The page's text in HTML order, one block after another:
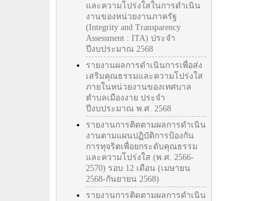
และความโปร่งใสในการดำเนิน
งานของหน่วยงานภาครัฐ
(Integrity and Transparency
Assessment : ITA) ประจำ
ปีงบประมาณ 2568
รายงานผลการดำเนินการเพื่อส่ง
เสริมคุณธรรมและความโปร่งใส
ภายในหน่วยงานของเทศบาล
ตำบลเมืองงาย ประจำ
ปีงบประมาณ พ.ศ. 2568
รายงานการติดตามผลการดำเนิน
งานตามแผนปฏิบัติการป้องกัน
การทุจริตเพื่อยกระดับคุณธรรม
และความโปร่งใส (พ.ศ. 2566-
2570) รอบ 12 เดือน (เมษายน
2568-กันยายน 2568)
รายงานการติดตามผลการดำเนิน